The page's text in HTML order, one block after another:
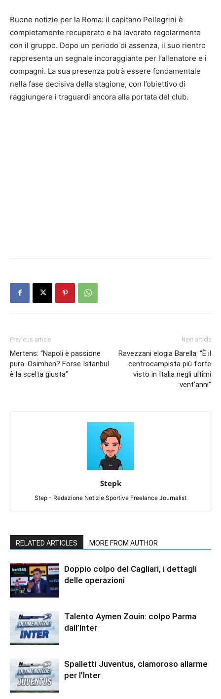
Buone notizie per la Roma: il capitano Pellegrini è
completamente recuperato e ha lavorato regolarmente
con il gruppo. Dopo un periodo di assenza, il suo rientro
rappresenta un segnale incoraggiante per l’allenatore e i
compagni. La sua presenza potrà essere fondamentale
nella fase decisiva della stagione, con l’obiettivo di
raggiungere i traguardi ancora alla portata del club.
Previous article
Mertens: “Napoli è passione
pura. Osimhen? Forse Istanbul
è la scelta giusta”
Next article
Ravezzani elogia Barella: “È il
centrocampista più forte
visto in Italia negli ultimi
vent’anni”
Stepk
Step - Redazione Notizie Sportive Freelance Journalist
RELATED ARTICLES MORE FROM AUTHOR
Doppio colpo del Cagliari, i dettagli
delle operazioni
Talento Aymen Zouin: colpo Parma
dall’Inter
Spalletti Juventus, clamoroso allarme
per l’Inter